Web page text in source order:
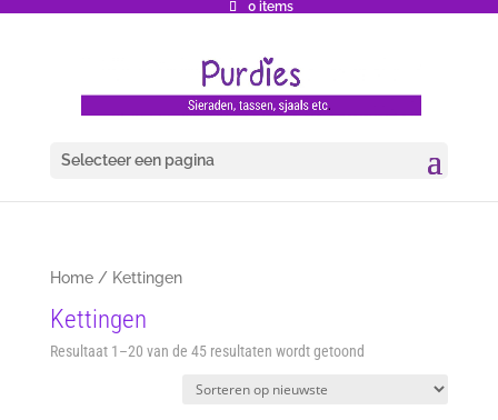
0 items
Selecteer een pagina
Home/ Kettingen
Kettingen
Resultaat 1–20 van de 45 resultaten wordt getoondGesorteerd